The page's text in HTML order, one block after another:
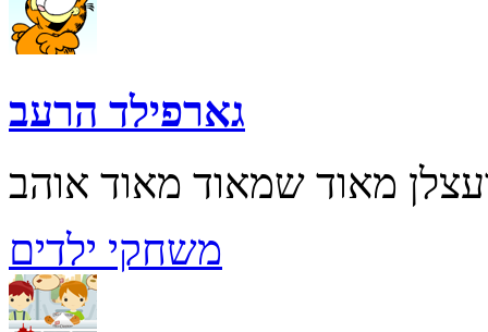
גארפילד הרעב
משחקי ילדים